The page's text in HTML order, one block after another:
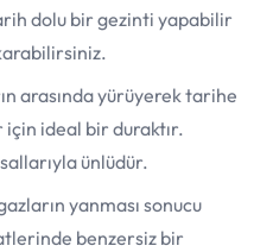
dolu bir gezinti yapabilir
arasında yürüyerek tarihe
ideal bir duraktır.
ünlüdür.
yanması sonucu
benzersiz bir